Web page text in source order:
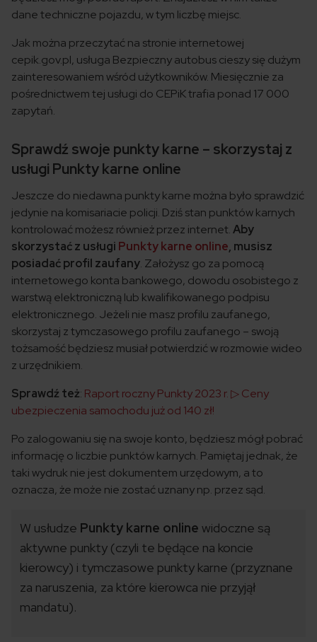
dane techniczne pojazdu, w tym liczbę miejsc.
Jak można przeczytać na stronie internetowej
cepik.gov.pl, usługa Bezpieczny autobus cieszy się dużym
zainteresowaniem wśród użytkowników. Miesięcznie za
pośrednictwem tej usługi do CEPiK trafia ponad 17 000
zapytań.
Sprawdź swoje punkty karne – skorzystaj z
usługi Punkty karne online
Jeszcze do niedawna punkty karne można było sprawdzić
jedynie na komisariacie policji. Dziś stan punktów karnych
kontrolować możesz również przez internet.Aby
skorzystać z usługi Punkty karne online, musisz
posiadać profil zaufany. Założysz go za pomocą
internetowego konta bankowego, dowodu osobistego z
warstwą elektroniczną lub kwalifikowanego podpisu
elektronicznego. Jeżeli nie masz profilu zaufanego,
skorzystaj z tymczasowego profilu zaufanego – swoją
tożsamość będziesz musiał potwierdzić w rozmowie wideo
z urzędnikiem.
Sprawdź też: Raport roczny Punkty 2023 r. ▷ Ceny
ubezpieczenia samochodu już od 140 zł!
Po zalogowaniu się na swoje konto, będziesz mógł pobrać
informację o liczbie punktów karnych. Pamiętaj jednak, że
taki wydruk nie jest dokumentem urzędowym, a to
oznacza, że może nie zostać uznany np. przez sąd.
W usłudze Punkty karne online widoczne są
aktywne punkty (czyli te będące na koncie
kierowcy) i tymczasowe punkty karne (przyznane
za naruszenia, za które kierowca nie przyjął
mandatu).